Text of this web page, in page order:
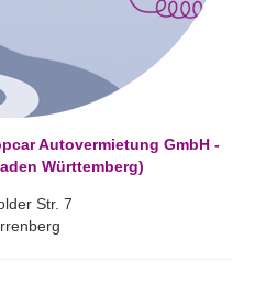
Autovermietung GmbH -
Württemberg)
Str. 7